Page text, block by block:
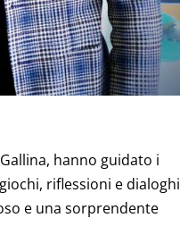
hanno guidato i
riflessioni e dialoghi
e una sorprendente